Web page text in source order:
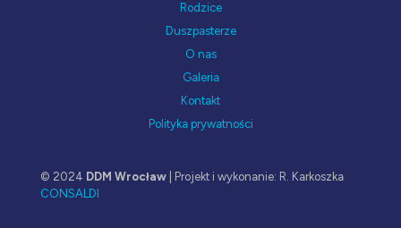
Rodzice
Duszpasterze
O nas
Galeria
Kontakt
Polityka prywatności
© 2024 DDM Wrocław | Projekt i wykonanie: R. Karkoszka
CONSALDI